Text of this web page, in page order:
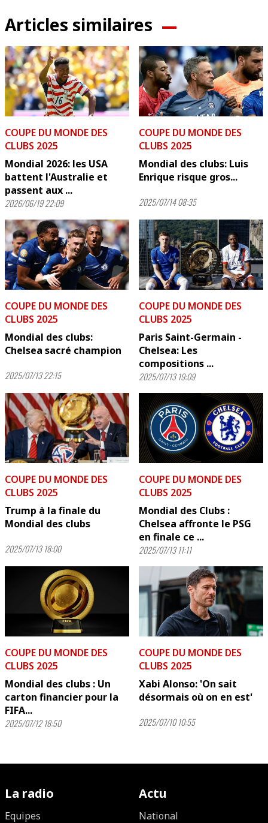
Articles similaires
COUPE DU MONDE DES
CLUBS 2025
Mondial 2026: les USA
battent l'Australie et
passent aux ...
2026/06/19 22:09
COUPE DU MONDE DES
CLUBS 2025
Mondial des clubs: Luis
Enrique risque gros...
2025/07/14 08:35
COUPE DU MONDE DES
CLUBS 2025
Mondial des clubs:
Chelsea sacré champion
2025/07/13 22:15
COUPE DU MONDE DES
CLUBS 2025
Paris Saint-Germain -
Chelsea: Les
compositions ...
2025/07/13 19:09
COUPE DU MONDE DES
CLUBS 2025
Trump à la finale du
Mondial des clubs
2025/07/13 18:00
COUPE DU MONDE DES
CLUBS 2025
Mondial des Clubs :
Chelsea affronte le PSG
en finale ce ...
2025/07/13 11:11
COUPE DU MONDE DES
CLUBS 2025
Mondial des clubs : Un
carton financier pour la
FIFA...
2025/07/12 18:50
COUPE DU MONDE DES
CLUBS 2025
Xabi Alonso: 'On sait
désormais où on en est'
2025/07/10 10:55
La radio
Equipes
Actu
National